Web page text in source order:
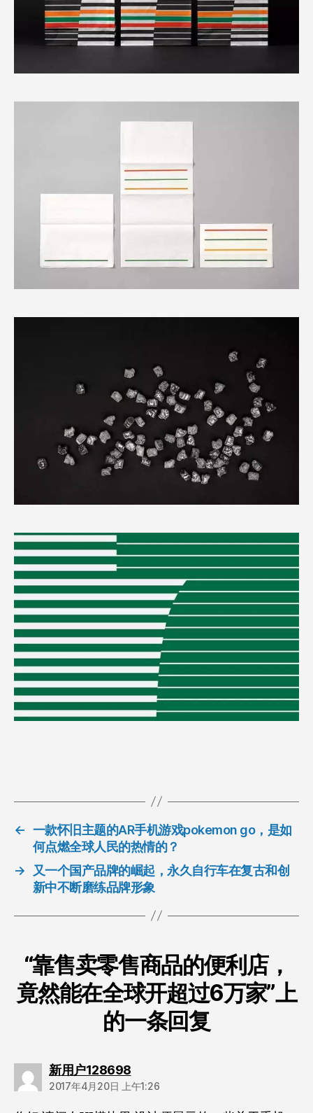
← 一款怀旧主题的AR手机游戏pokemon go，是如
何点燃全球人民的热情的？
→
又一个国产品牌的崛起，永久自行车在复古和创
新中不断磨练品牌形象
“靠售卖零售商品的便利店，
竟然能在全球开超过6万家”上
的一条回复
新用户128698说：
2017年4月20日 上午1:26